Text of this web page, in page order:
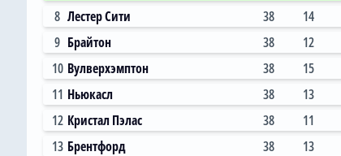
8 Лестер Сити 38 14
9 Брайтон 38 12
10 Вулверхэмптон 38 15
11 Ньюкасл 38 13
12 Кристал Пэлас 38 11
13 Брентфорд 38 13